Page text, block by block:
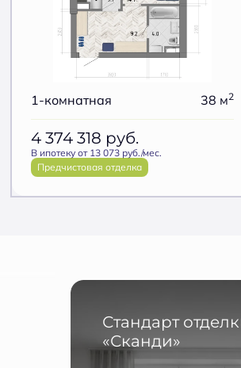
1-комнатная 38 м2
4 374 318 руб.
В ипотеку от 13 073 руб./мес.
Предчистовая отделка
Стандарт
«Сканди»